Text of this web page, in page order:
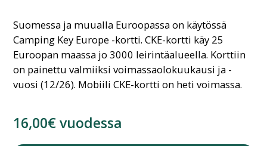
Suomessa ja muualla Euroopassa on käytössä
Camping Key Europe -kortti. CKE-kortti käy 25
Euroopan maassa jo 3000 leirintäalueella. Korttiin
on painettu valmiiksi voimassaolokuukausi ja -
vuosi (12/26). Mobiili CKE-kortti on heti voimassa.
16,00€ vuodessa